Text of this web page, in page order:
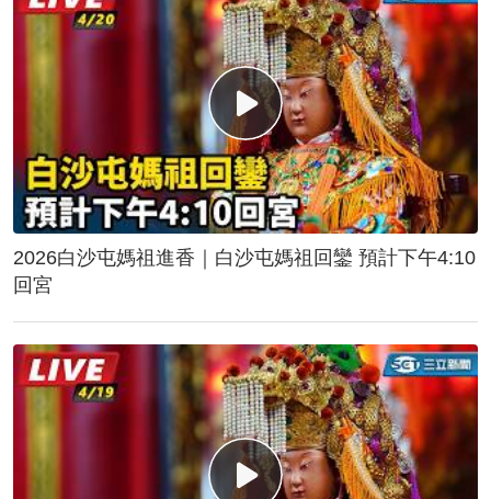
2026白沙屯媽祖進香｜白沙屯媽祖回鑾 預計下午4:10
回宮